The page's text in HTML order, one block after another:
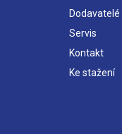
Dodavatelé
Servis
Kontakt
Ke stažení